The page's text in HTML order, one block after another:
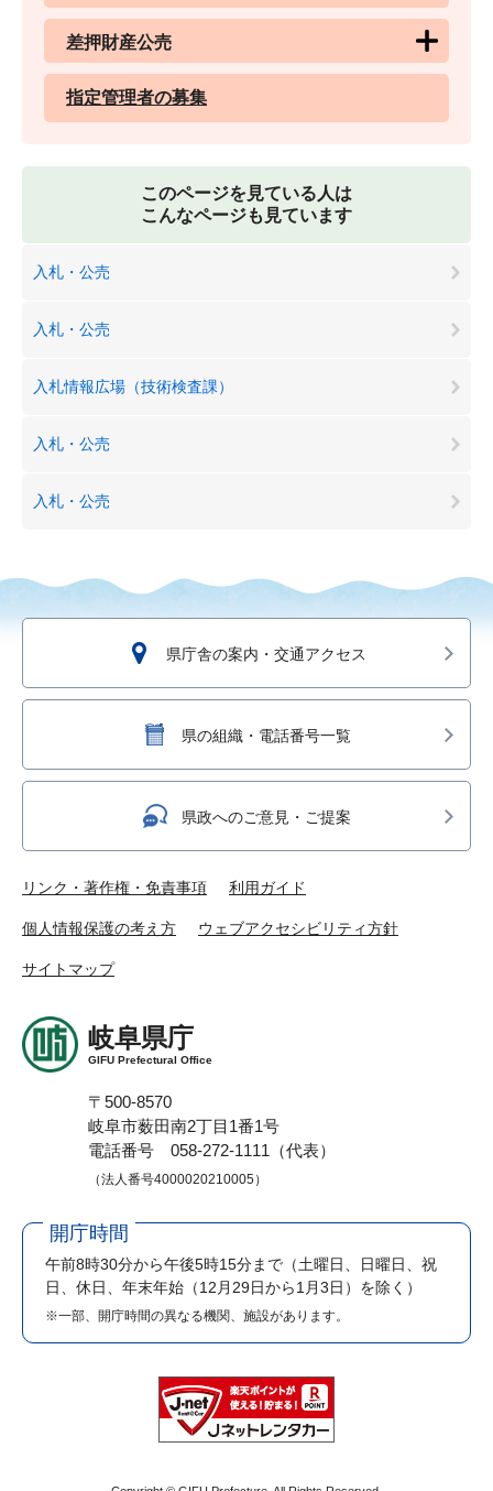
差押財産公売
指定管理者の募集
このページを見ている人は
こんなページも見ています
入札・公売
入札・公売
入札情報広場（技術検査課）
入札・公売
入札・公売
県庁舎の案内・交通アクセス
県の組織・電話番号一覧
県政へのご意見・ご提案
リンク・著作権・免責事項 利用ガイド
個人情報保護の考え方 ウェブアクセシビリティ方針
サイトマップ
岐阜県庁
GIFU Prefectural Office
〒500-8570
岐阜市薮田南2丁目1番1号
電話番号 058-272-1111（代表）
（法人番号4000020210005）
開庁時間
午前8時30分から午後5時15分まで （土曜日、日曜日、祝
日、休日、年末年始（12月29日から1月3日）を除く）
※一部、開庁時間の異なる機関、施設があります。